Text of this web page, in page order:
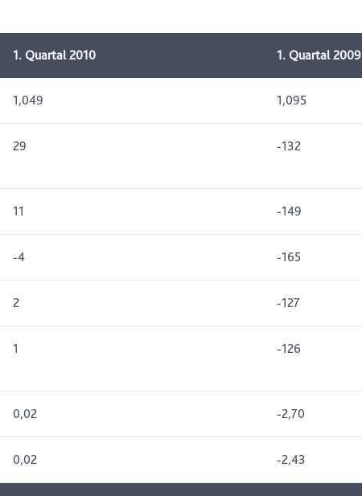
1. Quartal 2010 1. Quartal 2009
1,049 1,095
29 -132
11 -149
-4 -165
2 -127
1 -126
0,02 -2,70
0,02 -2,43